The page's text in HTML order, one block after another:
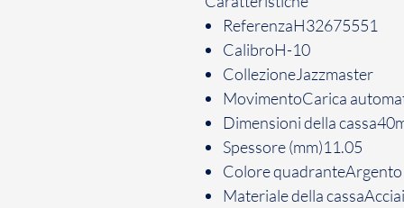
ReferenzaH32675551
CalibroH-10
CollezioneJazzmaster
MovimentoCarica
Dimensioni della
Spessore (mm)11.05
Colore quadranteArgento
Materiale della